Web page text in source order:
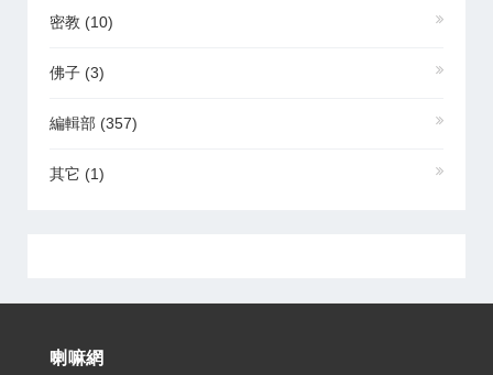
密教 (10)
佛子 (3)
編輯部 (357)
其它 (1)
喇嘛網